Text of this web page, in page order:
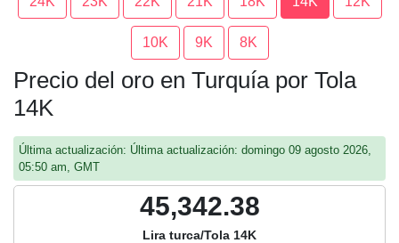
10K 9K 8K
Precio del oro en Turquía por Tola
14K
Última actualización: Última actualización: domingo 09 agosto 2026,
05:50 am, GMT
45,342.38
Lira turca/Tola 14K